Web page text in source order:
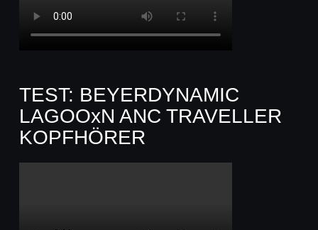
TEST: BEYERDYNAMIC
LAGOOxN ANC TRAVELLER
KOPFHÖRER